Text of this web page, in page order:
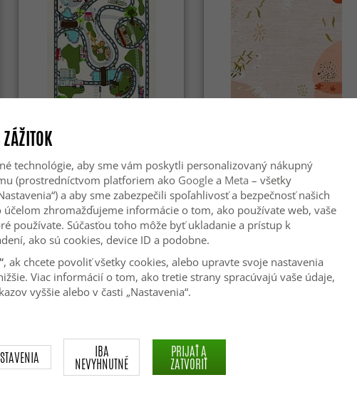
79.99 € 111.99 € 49.99 € 99.99 €
technológie, aby sme vám poskytli personalizovaný nákupný
(prostredníctvom platforiem ako Googlea Meta – všetky
a aby sme zabezpečili spoľahlivosť a bezpečnosť našich
zhromažďujeme informácie o tom, ako používate web, vaše
používate. Súčasťou toho môže byť ukladanie a prístup k
ako sú cookies, device ID a podobne.
, ak chcete povoliť všetky cookies, alebo upravte svoje nastavenia
Viac informácií o tom, ako tretie strany spracúvajú vaše údaje,
vyššie alebo v časti „Nastavenia“.
IBA
NEVYHNUTNÉ
PRIJAŤ A
ZATVORIŤ